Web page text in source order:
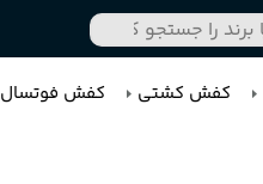
کفش کشتی کفش فوتسال